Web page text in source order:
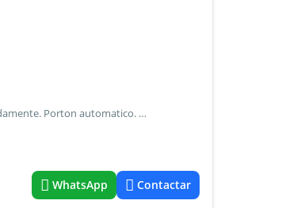
Cochera fija cubierta n 10 en planta baja por rampa. 11 m2 aproximadamente. Porton automatico. No es edificio de cocheras. Expensas: $ 20.000.- Entre maza y virrey liniers (a 1 cuadra de av. Rivadavia y subte linea a - a 2 de av. Diaz velez - a 3 de av. Belgrano - a 4 de av. Castro barros) almagro elizabeth laufer - cucicba 4318 *fichabrick=1038271*
WhatsApp Contactar